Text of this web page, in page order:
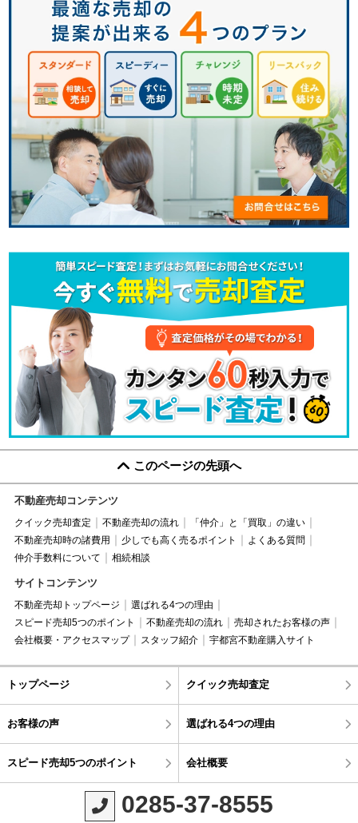
このページの先頭へ
不動産売却コンテンツ
クイック売却査定 不動産売却の流れ
「仲介」と「買取」の違い
不動産売却時の諸費用
少しでも高く売るポイント
よくある質問
仲介手数料について
相続相談
サイトコンテンツ
不動産売却トップページ
選ばれる4つの理由
スピード売却5つのポイント
不動産売却の流れ
売却されたお客様の声
会社概要・アクセスマップ
スタッフ紹介 宇都宮不動産購入サイト
トップページ クイック売却査定
お客様の声 選ばれる4つの理由
スピード売却5つのポイント 会社概要
0285-37-8555